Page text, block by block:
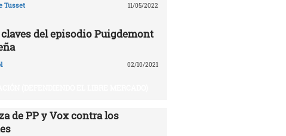
Tusset 11/05/2022
del episodio Puigdemont
02/10/2021
de PP y Vox contra los